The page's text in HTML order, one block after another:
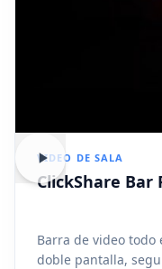
VIDEO DE SALA
ClickShare Bar
Barra de video todo
doble pantalla,